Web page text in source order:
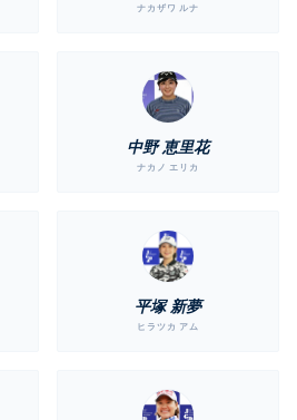
ナカザワ ルナ
中野 恵里花
ナカノ エリカ
平塚 新夢
ヒラツカ アム